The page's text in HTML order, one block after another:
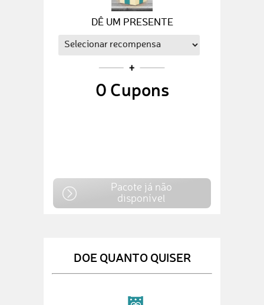
DÊ UM PRESENTE
0 Cupons
Pacote já não
disponível
DOE QUANTO QUISER